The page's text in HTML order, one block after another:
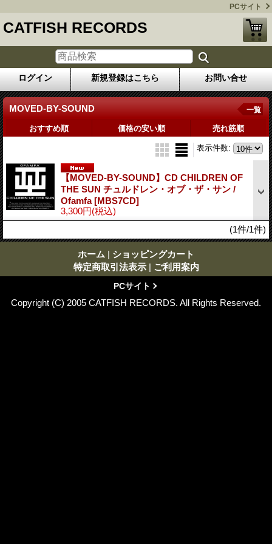
PCサイト
CATFISH RECORDS
ログイン 新規登録はこちら お問い合せ
MOVED-BY-SOUND 一覧
おすすめ順 価格の安い順 売れ筋順
表示件数:
【MOVED-BY-SOUND】CD CHILDREN OF
THE SUN チュルドレン・オブ・ザ・サン /
Ofamfa[MBS7CD]
3,300円(税込)
(1件/1件)
ホーム | ショッピングカート
特定商取引法表示 | ご利用案内
PCサイト
Copyright (C) 2005 CATFISH RECORDS. All Rights Reserved.